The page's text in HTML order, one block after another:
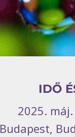
IDŐ
2025.
Budapest,